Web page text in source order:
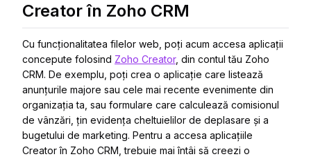
Creator în Zoho CRM
Cu funcționalitatea filelor web, poți acum accesa aplicații
concepute folosind Zoho Creator, din contul tău Zoho
CRM. De exemplu, poți crea o aplicație care listează
anunțurile majore sau cele mai recente evenimente din
organizația ta, sau formulare care calculează comisionul
de vânzări, țin evidența cheltuielilor de deplasare și a
bugetului de marketing. Pentru a accesa aplicațiile
Creator în Zoho CRM, trebuie mai întâi să creezi o